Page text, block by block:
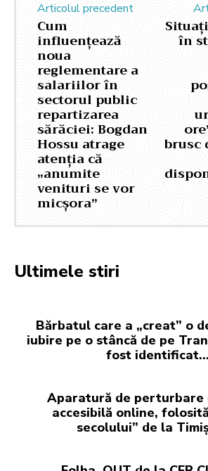
Articolul precedent
Cum
influențează
noua
reglementare a
salariilor în
sectorul public
repartizarea
sărăciei: Bogdan
Hossu atrage
atenția că
„anumite
venituri se vor
micșora”
în
brusc
Ultimele stiri
Bărbatul care a „creat” o
iubire pe o stâncă de pe
fost identificat…
Aparatură de perturbare
accesibilă online,
secolului” de la